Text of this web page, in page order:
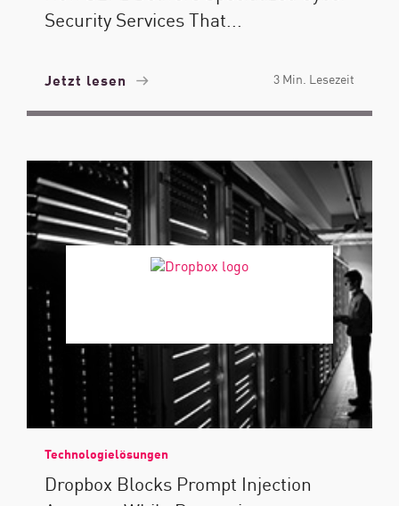
Security Services That...
Jetzt lesen 3 Min. Lesezeit
Technologielösungen
Dropbox Blocks Prompt Injection